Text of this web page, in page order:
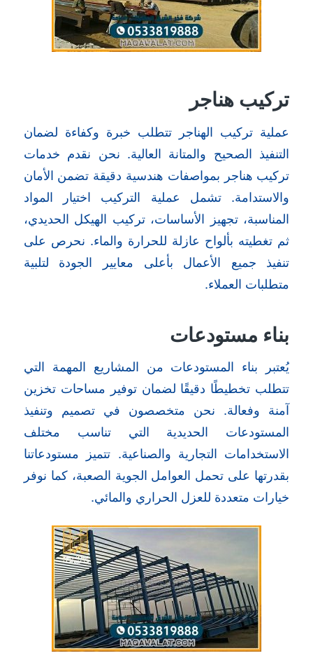
تركيب هناجر
عملية تركيب الهناجر تتطلب خبرة وكفاءة لضمان
التنفيذ الصحيح والمتانة العالية. نحن نقدم خدمات
تركيب هناجر بمواصفات هندسية دقيقة تضمن الأمان
والاستدامة. تشمل عملية التركيب اختيار المواد
المناسبة، تجهيز الأساسات، تركيب الهيكل الحديدي،
ثم تغطيته بألواح عازلة للحرارة والماء. نحرص على
تنفيذ جميع الأعمال بأعلى معايير الجودة لتلبية
متطلبات العملاء.
بناء مستودعات
يُعتبر بناء المستودعات من المشاريع المهمة التي
تتطلب تخطيطًا دقيقًا لضمان توفير مساحات تخزين
آمنة وفعالة. نحن متخصصون في تصميم وتنفيذ
المستودعات الحديدية التي تناسب مختلف
الاستخدامات التجارية والصناعية. تتميز مستودعاتنا
بقدرتها على تحمل العوامل الجوية الصعبة، كما نوفر
خيارات متعددة للعزل الحراري والمائي.